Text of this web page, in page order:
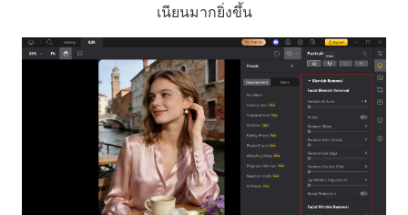
iAnyGo
เนียนมากยิ่งขึ้น